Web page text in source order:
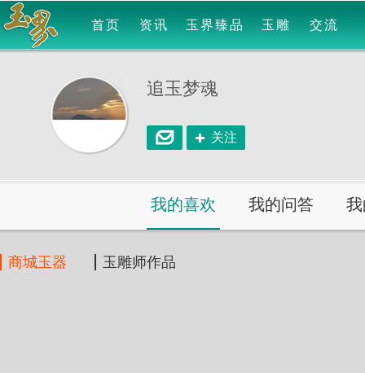
首页 资讯 玉界臻品 玉雕 交流
追玉梦魂
关注
我的喜欢 我的问答
商城玉器 玉雕师作品